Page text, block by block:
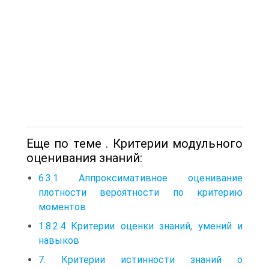
Еще по теме . Критерии модульного
оценивания знаний:
6.3.1 Аппроксимативное оценивание
плотности вероятности по критерию
моментов
1.8.2.4 Критерии оценки знаний, умений и
навыков
7. Критерии истинности знаний о